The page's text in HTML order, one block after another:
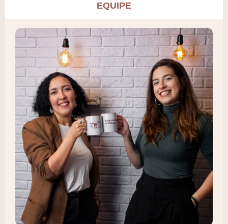
EQUIPE